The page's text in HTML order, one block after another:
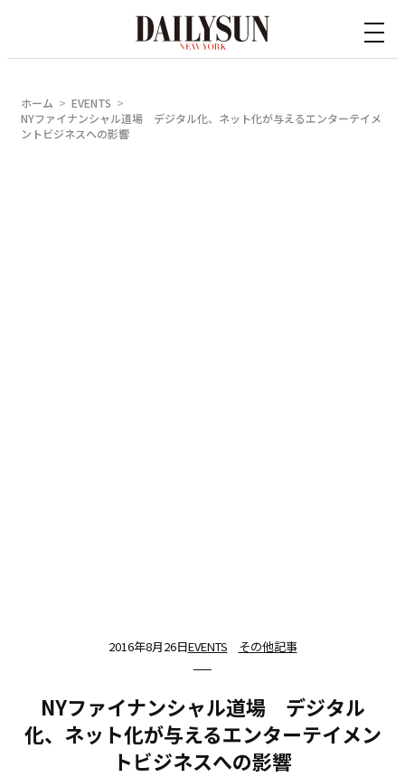
ホーム
EVENTS
NYファイナンシャル道場 デジタル化、ネット化が与えるエンターテイメ
ントビジネスへの影響
2016年8月26日EVENTS その他記事
NYファイナンシャル道場 デジタル
化、ネット化が与えるエンターテイメン
トビジネスへの影響